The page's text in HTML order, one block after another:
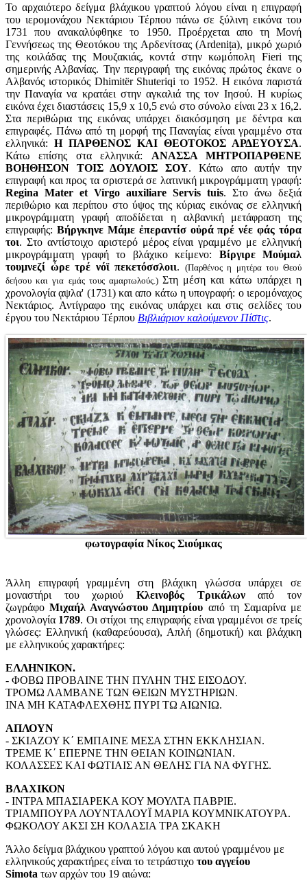
Το αρχαιότερο δείγμα βλάχικου γραπτού λόγου είναι η επιγραφή
του ιερομονάχου Νεκτάριου Τέρπου πάνω σε ξύλινη εικόνα του
1731 που ανακαλύφθηκε το 1950. Προέρχεται απο τη Μονή
Γεννήσεως της Θεοτόκου της Αρδενίτσας (Ardenița), μικρό χωριό
της κοιλάδας της Μουζακιάς, κοντά στην κωμόπολη Fieri της
σημερινής Αλβανίας. Την περιγραφή της εικόνας πρώτος έκανε ο
Αλβανός ιστορικός Dhimitër Shuteriqi το 1952. Η εικόνα παριστά
την Παναγία να κρατάει στην αγκαλιά της τον Ιησού. Η κυρίως
εικόνα έχει διαστάσεις 15,9 x 10,5 ενώ στο σύνολο είναι 23 x 16,2.
Στα περιθώρια της εικόνας υπάρχει διακόσμηση με δέντρα και
επιγραφές. Πάνω από τη μορφή της Παναγίας είναι γραμμένο στα
ελληνικά: Η ΠΑΡΘΕΝΟΣ ΚΑΙ ΘΕΟΤΟΚΟΣ ΑΡΔΕΥΟΥΣΑ.
Κάτω επίσης στα ελληνικά: ΑΝΑΣΣΑ ΜΗΤΡΟΠΑΡΘΕΝΕ
ΒΟΗΘΗΣΟΝ ΤΟΙΣ ΔΟΥΛΟΙΣ ΣΟΥ. Κάτω απο αυτήν την
επιγραφή και προς τα σριστερά σε λατινική μικρογράμματη γραφή:
Regina Mater et Virgo auxiliare Servis tuis. Στο άνω δεξιά
περιθώριο και περίπου στο ύψος της κύριας εικόνας σε ελληνική
μικρογράμματη γραφή αποδίδεται η αλβανική μετάφραση της
επιγραφής: Βήργκηνε Μάμε ἐπεραντίσ οὐρά πρέ νέε φάς τόρα
τοι. Στο αντίστοιχο αριστερό μέρος είναι γραμμένο με ελληνική
μικρογράμματη γραφή το βλάχικο κείμενο: Βίργιρε Μοὐμαλ
τουμνεζί ὦρε τρέ νόϊ πεκετόσσλοιι.
(Παρθένος η μητέρα του Θεού
δεήσου και για εμάς τους αμαρτωλούς.)Στη μέση και κάτω υπάρχει η
χρονολογία ᾳψλα' (1731) και απο κάτω η υπογραφή: ο ιερομόναχος
Νεκτάριος. Αντίγραφο της εικόνας υπάρχει και στις σελίδες του
έργου του Νεκτάριου Τέρπου Βιβλιάριον καλούμενον Πίστις.
φωτογραφία Νίκος Σιούμκας
Άλλη επιγραφή γραμμένη στη βλάχικη γλώσσα υπάρχει σε
μοναστήρι του χωριού Κλεινοβός Τρικάλωναπό τον
ζωγράφοΜιχαήλ Αναγνώστου Δημητρίου από τη Σαμαρίνα με
χρονολογία 1789. Οι στίχοι της επιγραφής είναι γραμμένοι σε τρείς
γλώσες: Ελληνική (καθαρεύουσα), Απλή (δημοτική) και βλάχικη
με ελληνικούς χαρακτήρες:
ΕΛΛΗΝΙΚΟΝ.
- ΦΟΒΩ ΠΡΟΒΑΙΝΕ ΤΗΝ ΠΥΛΗΝ ΤΗΣ ΕΙΣΟΔΟΥ.
ΤΡΟΜΩ ΛΑΜΒΑΝΕ ΤΩΝ ΘΕΙΩΝ ΜΥΣΤΗΡΙΩΝ.
ΙΝΑ ΜΗ ΚΑΤΑΦΛΕΧΘΗΣ ΠΥΡΙ ΤΩ ΑΙΩΝΙΩ.
ΑΠΛΟΥΝ
- ΣΚΙΑΖΟΥ Κ΄ ΕΜΠΑΙΝΕ ΜΕΣΑ ΣΤΗΝ ΕΚΚΛΗΣΙΑΝ.
ΤΡΕΜΕ Κ΄ ΕΠΕΡΝΕ ΤΗΝ ΘΕΙΑΝ ΚΟΙΝΩΝΙΑΝ.
ΚΟΛΑΣΣΕΣ ΚΑΙ ΦΩΤΙΑΙΣ ΑΝ ΘΕΛΗΣ ΓΙΑ ΝΑ ΦΥΓΗΣ.
ΒΛΑΧΙΚΟΝ
- ΙΝΤΡΑ ΜΠΑΣΙΑΡΕΚΑ ΚΟΥ ΜΟΥΛΤΑ ΠΑΒΡΙΕ.
ΤΡΙΑΜΠΟΥΡΑ ΛΟΥΝΤΑΛΟΥΪ ΜΑΡΙΑ ΚΟΥΜΝΙΚΑΤΟΥΡΑ.
ΦΩΚΟΛΟΥ ΑΚΣΙ ΣΗ ΚΟΛΑΣΙΑ ΤΡΑ ΣΚΑΚΗ
Άλλο δείγμα βλάχικου γραπτού λόγου και αυτού γραμμένου με
ελληνικούς χαρακτήρες είναι το τετράστιχο του αγγείου
Simota των αρχών του 19 αιώνα: